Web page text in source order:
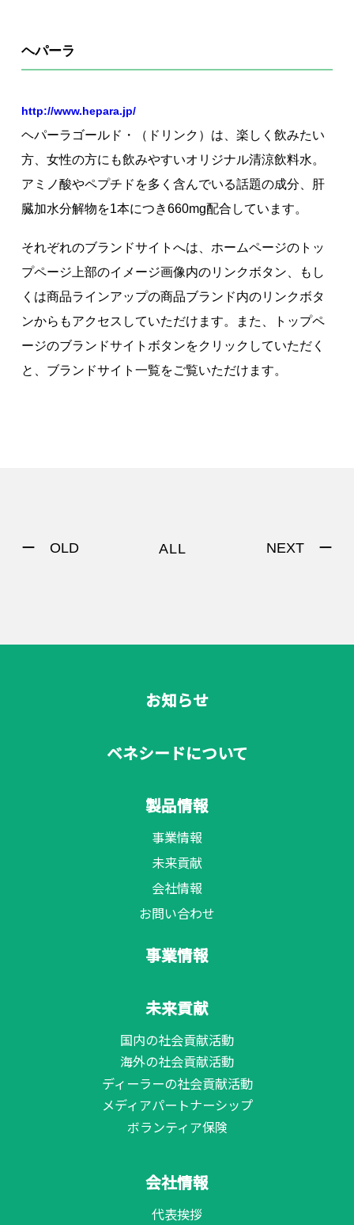
ヘパーラ
http://www.hepara.jp/
ヘパーラゴールド・（ドリンク）は、楽しく飲みたい
方、女性の方にも飲みやすいオリジナル清涼飲料水。
アミノ酸やペプチドを多く含んでいる話題の成分、肝
臓加水分解物を1本につき660mg配合しています。
それぞれのブランドサイトへは、ホームページのトッ
プページ上部のイメージ画像内のリンクボタン、もし
くは商品ラインアップの商品ブランド内のリンクボタ
ンからもアクセスしていただけます。また、トップペ
ージのブランドサイトボタンをクリックしていただく
と、ブランドサイト一覧をご覧いただけます。
ー OLD ALL NEXT ー
お知らせ
ベネシードについて
製品情報
事業情報
未来貢献
会社情報
お問い合わせ
事業情報
未来貢献
国内の社会貢献活動
海外の社会貢献活動
ディーラーの社会貢献活動
メディアパートナーシップ
ボランティア保険
会社情報
代表挨拶